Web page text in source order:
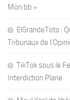
Mon bb »
ElGrandeToto :
Tribunaux de
TikTok sous le
Interdiction Plane